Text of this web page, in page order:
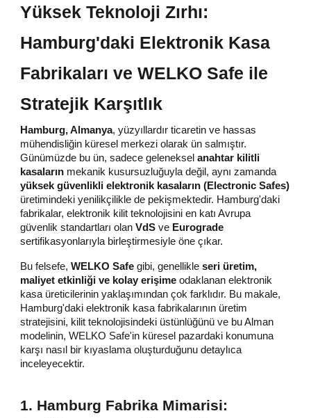
Yüksek Teknoloji Zırhı:
Hamburg'daki Elektronik Kasa
Fabrikaları ve WELKO Safe ile
Stratejik Karşıtlık
Hamburg, Almanya, yüzyıllardır ticaretin ve hassas
mühendisliğin küresel merkezi olarak ün salmıştır.
Günümüzde bu ün, sadece gelenekselanahtar kilitli
kasaların mekanik kusursuzluğuyla değil, aynı zamanda
yüksek güvenlikli elektronik kasaların (Electronic Safes)
üretimindeki yenilikçilikle de pekişmektedir. Hamburg'daki
fabrikalar, elektronik kilit teknolojisini en katı Avrupa
güvenlik standartları olanVdS ve Eurograde
sertifikasyonlarıyla birleştirmesiyle öne çıkar.
Bu felsefe,WELKO Safe gibi, genellikleseri üretim,
maliyet etkinliği ve kolay erişime odaklanan elektronik
kasa üreticilerinin yaklaşımından çok farklıdır. Bu makale,
Hamburg'daki elektronik kasa fabrikalarının üretim
stratejisini, kilit teknolojisindeki üstünlüğünü ve bu Alman
modelinin, WELKO Safe'in küresel pazardaki konumuna
karşı nasıl bir kıyaslama oluşturduğunu detaylıca
inceleyecektir.
1. Hamburg Fabrika Mimarisi: